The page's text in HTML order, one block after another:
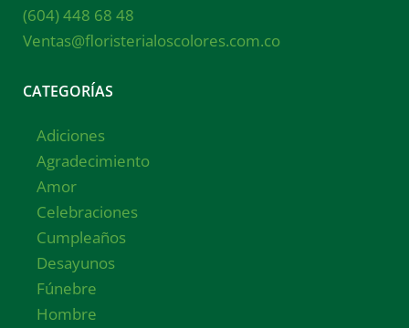
(604) 448 68 48
Ventas@floristerialoscolores.com.co
CATEGORÍAS
Adiciones
Agradecimiento
Amor
Celebraciones
Cumpleaños
Desayunos
Fúnebre
Hombre